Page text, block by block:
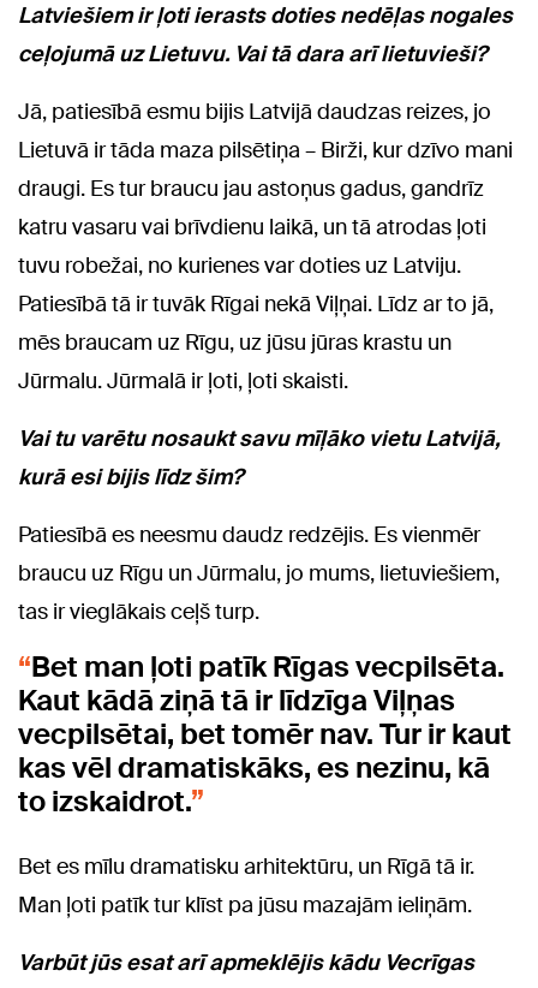
Latviešiem ir ļoti ierasts doties nedēļas nogales
ceļojumā uz Lietuvu. Vai tā dara arī lietuvieši?
Jā, patiesībā esmu bijis Latvijā daudzas reizes, jo
Lietuvā ir tāda maza pilsētiņa – Birži, kur dzīvo mani
draugi. Es tur braucu jau astoņus gadus, gandrīz
katru vasaru vai brīvdienu laikā, un tā atrodas ļoti
tuvu robežai, no kurienes var doties uz Latviju.
Patiesībā tā ir tuvāk Rīgai nekā Viļņai. Līdz ar to jā,
mēs braucam uz Rīgu, uz jūsu jūras krastu un
Jūrmalu. Jūrmalā ir ļoti, ļoti skaisti.
Vai tu varētu nosaukt savu mīļāko vietu Latvijā,
kurā esi bijis līdz šim?
Patiesībā es neesmu daudz redzējis. Es vienmēr
braucu uz Rīgu un Jūrmalu, jo mums, lietuviešiem,
tas ir vieglākais ceļš turp.
Bet man ļoti patīk Rīgas vecpilsēta.
Kaut kādā ziņā tā ir līdzīga Viļņas
vecpilsētai, bet tomēr nav. Tur ir kaut
kas vēl dramatiskāks, es nezinu, kā
to izskaidrot.
Bet es mīlu dramatisku arhitektūru, un Rīgā tā ir.
Man ļoti patīk tur klīst pa jūsu mazajām ieliņām.
Varbūt jūs esat arī apmeklējis kādu Vecrīgas